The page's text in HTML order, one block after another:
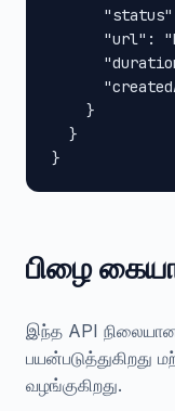
"url":
    }
  }
}
பிழை
இந்த API
பயன்படுத்துகிறது
வழங்குகிறது.